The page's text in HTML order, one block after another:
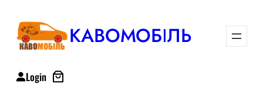
КАВОМОБІЛЬ
Login